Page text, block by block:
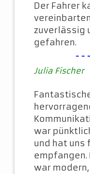
Der Fahrer
zuverlässig
gefahren.
Julia Fischer
war
und hat uns
empfangen.
war